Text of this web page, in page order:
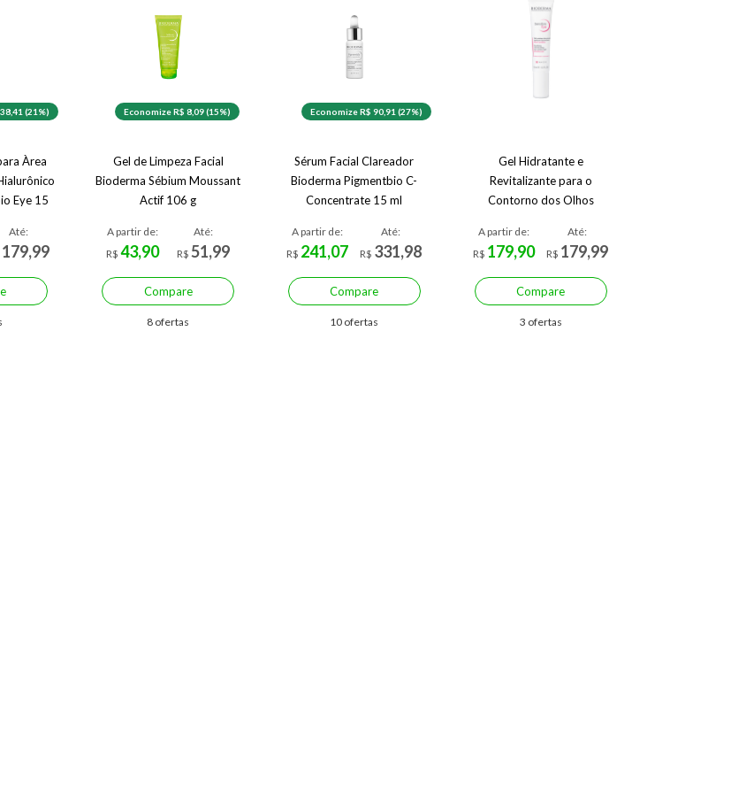
(21%)
Àrea
Eye 15
Até:
179,99
Economize R$ 8,09 (15%)
Gel de Limpeza Facial
Bioderma Sébium Moussant
Actif 106 g
A partir de:
R$43,90
Até:
R$ 51,99
Compare
8 ofertas
Economize R$ 90,91 (27%)
Sérum Facial Clareador
Bioderma Pigmentbio C-
Concentrate 15 ml
A partir de:
R$ 241,07
Até:
R$ 331,98
Compare
10 ofertas
Gel Hidratante e
Revitalizante para o
Contorno dos Olhos
A partir de:
R$ 179,90
Até:
R$ 179,99
Compare
3 ofertas